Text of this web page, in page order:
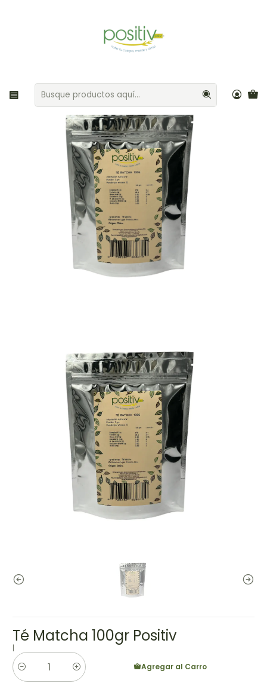
Café / Hierbas / Té Té Matcha 100gr Positiv
Té Matcha 100gr Positiv
|
Cantidad
Agregar al Carro